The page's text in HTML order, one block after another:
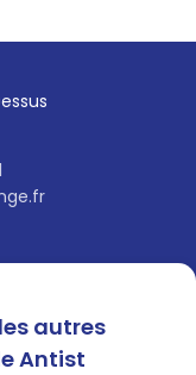
autres
Antist